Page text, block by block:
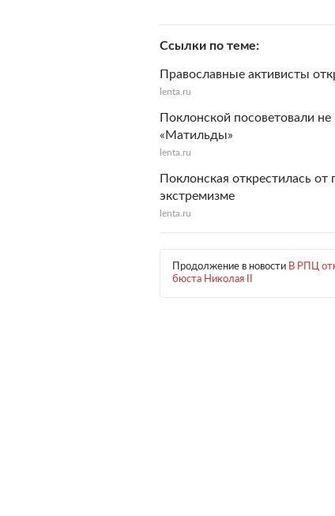
Ссылки по теме
Православные активисты
lenta.ru
Поклонской посоветовали
«Матильды»
lenta.ru
Поклонская открестилась
экстремизме
lenta.ru
Продолжение в новости В РПЦ
бюста Николая II